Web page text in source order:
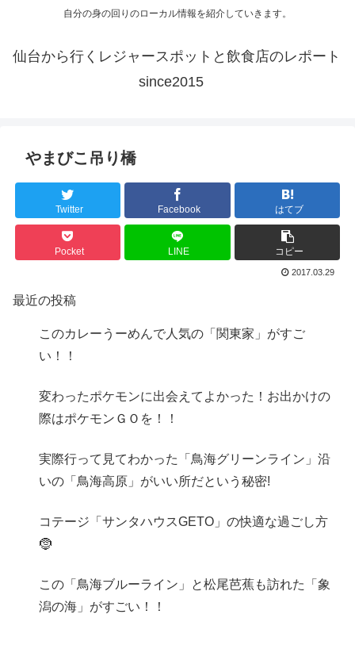
自分の身の回りのローカル情報を紹介していきます。
仙台から行くレジャースポットと飲食店のレポート
since2015
やまびこ吊り橋
Twitter Facebook はてブ
Pocket LINE コピー
2017.03.29
最近の投稿
このカレーうーめんで人気の「関東家」がすご
い！！
変わったポケモンに出会えてよかった！お出かけの
際はポケモンＧＯを！！
実際行って見てわかった「鳥海グリーンライン」沿
いの「鳥海高原」がいい所だという秘密!
コテージ「サンタハウスGETO」の快適な過ごし方
🤶
この「鳥海ブルーライン」と松尾芭蕉も訪れた「象
潟の海」がすごい！！